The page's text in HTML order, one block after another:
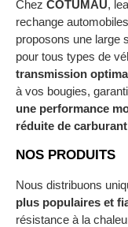
Chez COTUMAU,
rechange
proposons une large
pour tous types de
transmission
à vos bougies,
une performance
réduite de carburant
NOS PRODUITS
Nous distribuons
plus populaires et
résistance à la